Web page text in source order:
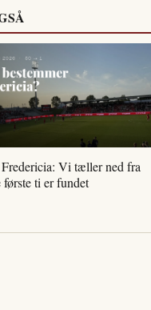
Vi tæller ned fra
første ti er fundet